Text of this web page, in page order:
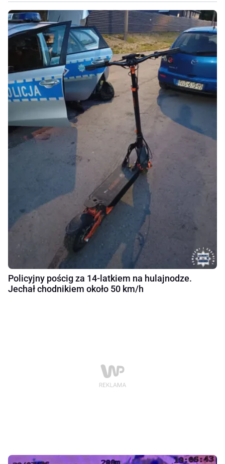
Policyjny pościg za 14-latkiem na hulajnodze.
Jechał chodnikiem około 50 km/h